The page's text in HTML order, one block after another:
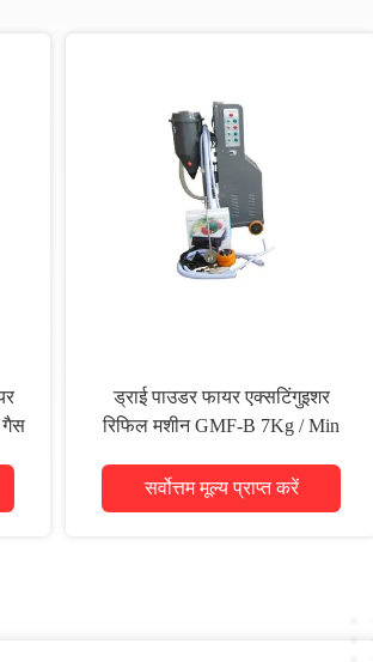
गैस
ड्राई पाउडर फायर एक्सटिंगुइशर
रिफिल मशीन GMF-B 7Kg / Min
सर्वोत्तम मूल्य प्राप्त करें